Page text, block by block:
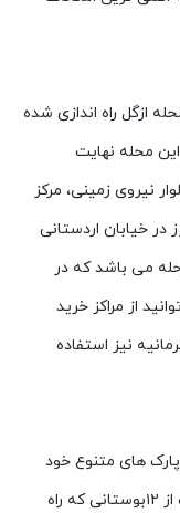
ازگل راه اندازی شده
محله نهایت
نیروی زمینی، مرکز
در خیابان اردستانی
می باشد که در
از مراکز خرید
نیز استفاده
های متنوع خود
شناخته می شود و شما می توانید با استفاده از ۱۲بوستانی که راه